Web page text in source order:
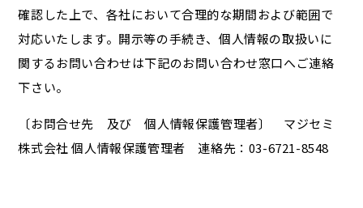
確認した上で、各社において合理的な期間および範囲で
対応いたします。開示等の手続き、個人情報の取扱いに
関するお問い合わせは下記のお問い合わせ窓口へご連絡
下さい。
〔お問合せ先 及び 個人情報保護管理者〕 マジセミ
株式会社 個人情報保護管理者 連絡先：03-6721-8548